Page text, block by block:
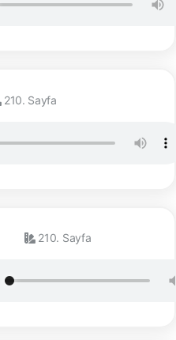
210. Sayfa
210. Sayfa